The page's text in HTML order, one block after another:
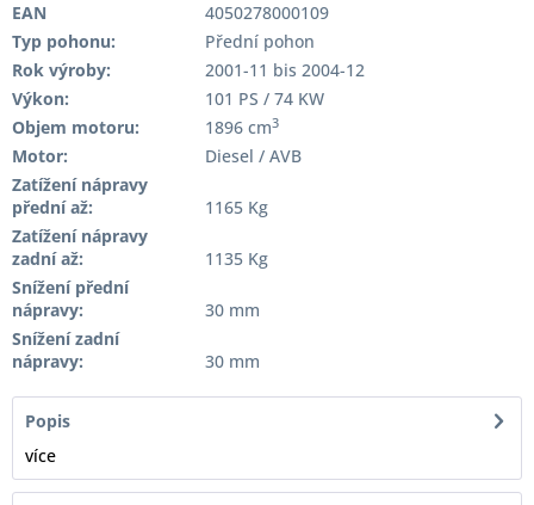
EAN
4050278000109
Typ pohonu:
Přední pohon
Rok výroby:
2001-11 bis 2004-12
Výkon:
101 PS / 74 KW
Objem motoru:
1896 cm3
Motor:
Diesel / AVB
Zatížení nápravy
přední až:
1165 Kg
Zatížení nápravy
zadní až:
1135 Kg
Snížení přední
nápravy:
30 mm
Snížení zadní
nápravy:
30 mm
Popis
více